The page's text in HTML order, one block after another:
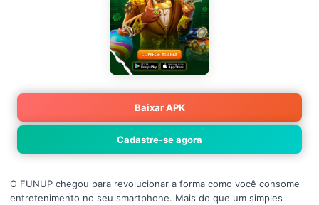
Baixar APK
Cadastre-se agora
O FUNUP chegou para revolucionar a forma como você consome
entretenimento no seu smartphone. Mais do que um simples